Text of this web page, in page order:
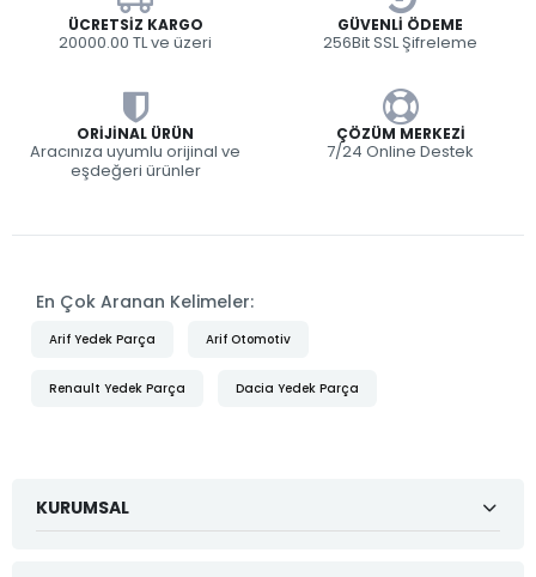
ÜCRETSIZ KARGO
20000.00 TL ve üzeri
GÜVENLI ÖDEME
256Bit SSL Şifreleme
ORIJINAL ÜRÜN
Aracınıza uyumlu orijinal ve
eşdeğeri ürünler
ÇÖZÜM MERKEZI
7/24 Online Destek
En Çok Aranan Kelimeler:
Arif Yedek Parça Arif Otomotiv
Renault Yedek Parça Dacia Yedek Parça
KURUMSAL